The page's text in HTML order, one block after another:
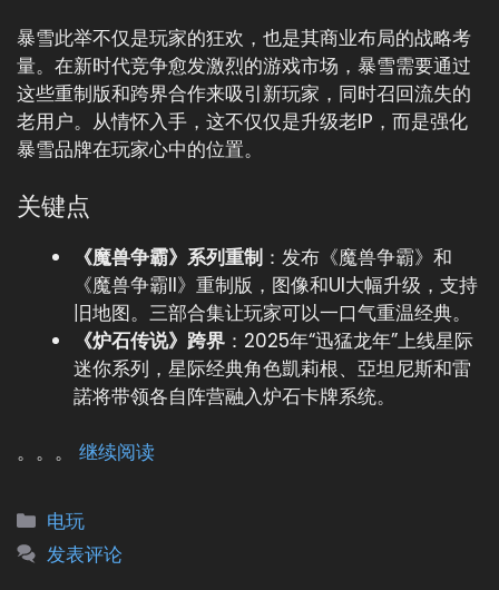
暴雪此举不仅是玩家的狂欢，也是其商业布局的战略考
量。在新时代竞争愈发激烈的游戏市场，暴雪需要通过
这些重制版和跨界合作来吸引新玩家，同时召回流失的
老用户。从情怀入手，这不仅仅是升级老IP，而是强化
暴雪品牌在玩家心中的位置。
关键点
《魔兽争霸》系列重制 ：发布《魔兽争霸》和
《魔兽争霸II》重制版，图像和UI大幅升级，支持
旧地图。三部合集让玩家可以一口气重温经典。
《炉石传说》跨界 ：2025年“迅猛龙年”上线星际
迷你系列，星际经典角色凱莉根、亞坦尼斯和雷
諾将带领各自阵营融入炉石卡牌系统。
。。。 继续阅读
分
类
电玩
发表评论